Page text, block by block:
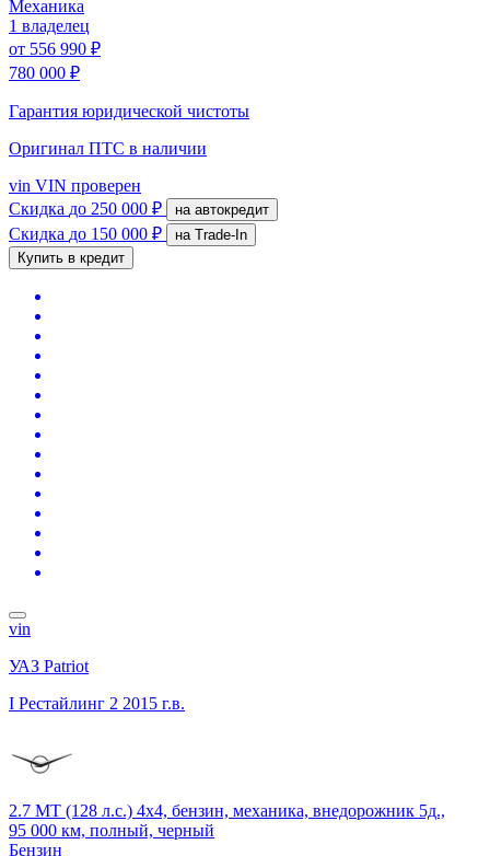
Механика
1 владелец
от 556 990 ₽
780 000 ₽
Гарантия юридической чистоты
Оригинал ПТС в наличии
vin VIN проверен
Скидка до 250 000 ₽ на автокредит
Скидка до 150 000 ₽
на Trade-In
Купить в кредит
vin
УАЗ Patriot
I Рестайлинг 2 2015 г.в.
2.7 MT (128 л.с.) 4x4, бензин, механика, внедорожник 5д.,
95 000 км, полный, черный
Бензин